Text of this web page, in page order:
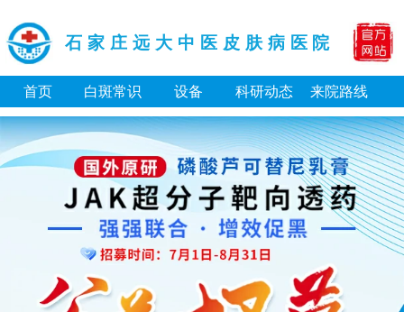
石家庄远大中医皮肤病医院
首页 白斑常识 设备 科研动态 来院路线